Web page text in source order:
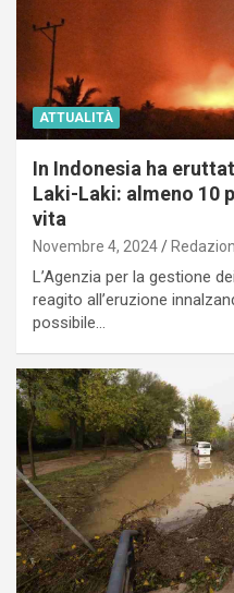
ATTUALITÀ
In Indonesia ha
Laki-Laki: almeno 10
vita
Novembre 4, 2024
L’Agenzia per la gestione
reagito all’eruzione
possibile…